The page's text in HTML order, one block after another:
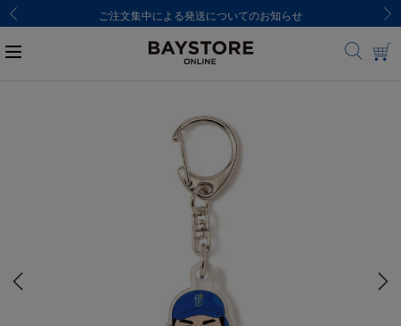
ご注文集中による発送についてのお知らせ